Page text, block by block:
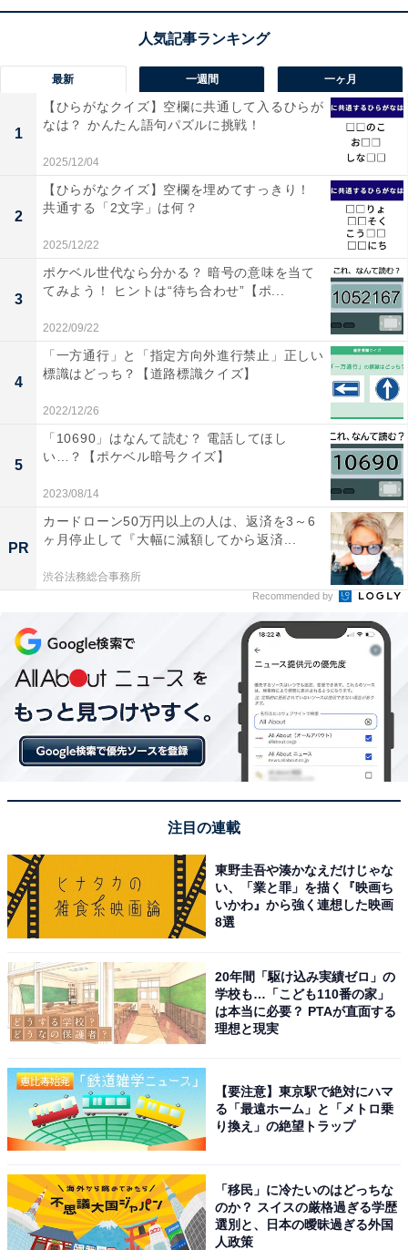
最新 一週間 一ヶ月
1
【ひらがなクイズ】空欄に共通して入るひらが
なは？ かんたん語句パズルに挑戦！
2025/12/04
2
【ひらがなクイズ】空欄を埋めてすっきり！
共通する「2文字」は何？
2025/12/22
3
ポケベル世代なら分かる？ 暗号の意味を当て
てみよう！ ヒントは“待ち合わせ”【ポ...
2022/09/22
4
「一方通行」と「指定方向外進行禁止」正しい
標識はどっち？【道路標識クイズ】
2022/12/26
5
「10690」はなんて読む？ 電話してほし
い…？【ポケベル暗号クイズ】
2023/08/14
PR
カードローン50万円以上の人は、返済を3～6
ヶ月停止して『大幅に減額してから返済...
渋谷法務総合事務所
Recommended by
注目の連載
東野圭吾や湊かなえだけじゃな
い、「業と罪」を描く『映画ち
いかわ』から強く連想した映画
8選
20年間「駆け込み実績ゼロ」の
学校も…「こども110番の家」
は本当に必要？ PTAが直面する
理想と現実
【要注意】東京駅で絶対にハマ
る「最遠ホーム」と「メトロ乗
り換え」の絶望トラップ
「移民」に冷たいのはどっちな
のか？ スイスの厳格過ぎる学歴
選別と、日本の曖昧過ぎる外国
人政策